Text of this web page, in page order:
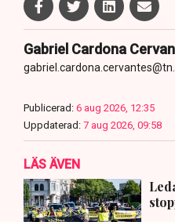
Gabriel Cardona
Publicerad: 6 aug 2026, 12:35
Uppdaterad: 7 aug 2026, 09:58
LÄS ÄVEN